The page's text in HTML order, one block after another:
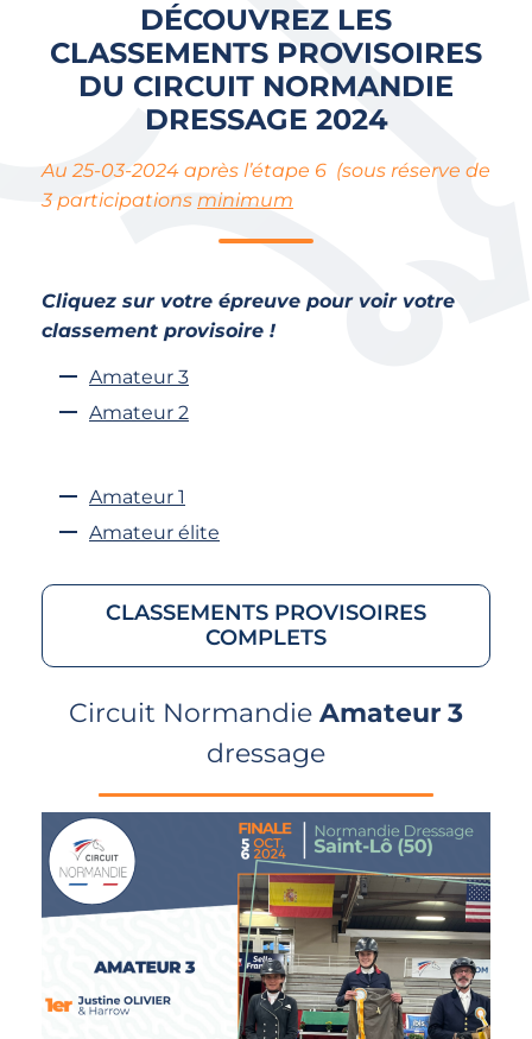
DÉCOUVREZ LES
CLASSEMENTS PROVISOIRES
DU CIRCUIT NORMANDIE
DRESSAGE 2024
Au 25-03-2024 après l’étape 6 (sous réserve de
3 participations minimum
Cliquez sur votre épreuve pour voir votre
classement provisoire !
Amateur 3
Amateur 2
Amateur 1
Amateur élite
CLASSEMENTS PROVISOIRES
COMPLETS
Circuit Normandie Amateur 3
dressage